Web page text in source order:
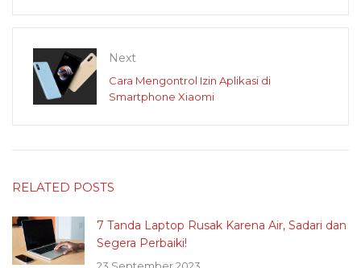
Next
Cara Mengontrol Izin Aplikasi di
Smartphone Xiaomi
RELATED POSTS
7 Tanda Laptop Rusak Karena Air, Sadari dan
Segera Perbaiki!